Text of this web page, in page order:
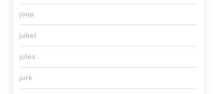
joop
jubel
jules
jurk